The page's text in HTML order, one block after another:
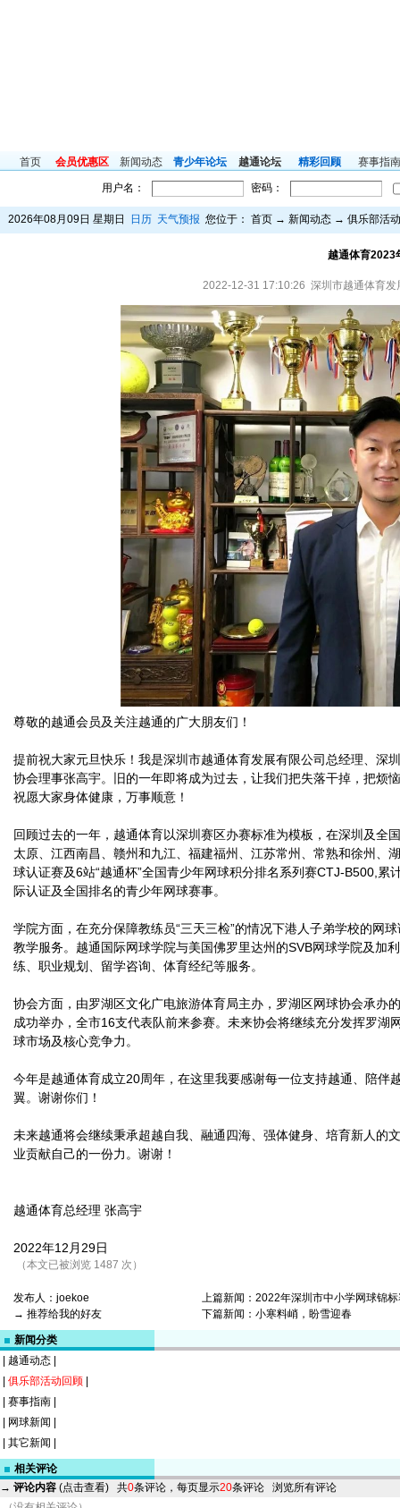
首页 会员优惠区 新闻动态 青少年论坛 越通论坛 精彩回顾 赛事指南
用户名： 密码：
2026年08月09日 星期日 日历 天气预报 您位于： 首页 → 新闻动态 → 俱乐部活
越通体育2023
2022-12-31 17:10:26 深圳市越通体育
尊敬的越通会员及关注越通的广大朋友们！
提前祝大家元旦快乐！我是深圳市越通体育发展有限公司总经理、深
协会理事张高宇。旧的一年即将成为过去，让我们把失落干掉，把烦
祝愿大家身体健康，万事顺意！
回顾过去的一年，越通体育以深圳赛区办赛标准为模板，在深圳及全
太原、江西南昌、赣州和九江、福建福州、江苏常州、常熟和徐州、
球认证赛及6站“越通杯”全国青少年网球积分排名系列赛CTJ-B500,
际认证及全国排名的青少年网球赛事。
学院方面，在充分保障教练员“三天三检”的情况下港人子弟学校的网
教学服务。越通国际网球学院与美国佛罗里达州的SVB网球学院及加
练、职业规划、留学咨询、体育经纪等服务。
协会方面，由罗湖区文化广电旅游体育局主办，罗湖区网球协会承办
成功举办，全市16支代表队前来参赛。未来协会将继续充分发挥罗
球市场及核心竞争力。
今年是越通体育成立20周年，在这里我要感谢每一位支持越通、陪
翼。谢谢你们！
未来越通将会继续秉承超越自我、融通四海、强体健身、培育新人的
业贡献自己的一份力。谢谢！
越通体育总经理 张高宇
2022年12月29日
（本文已被浏览 1487 次）
发布人： joekoe
→ 推荐给我的好友
上篇新闻： 2022年深圳市中小学网球锦标
下篇新闻： 小寒料峭，盼雪迎春
新闻分类
越通动态
俱乐部活动回顾
赛事指南
网球新闻
其它新闻
相关评论
→ 评论内容 (点击查看) 共0条评论，每页显示20条评论 浏览所有评论